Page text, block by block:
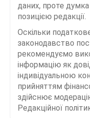
даних, проте
позицією редакції.
Оскільки
законодавство
рекомендуємо
інформацію як
індивідуальною
прийняттям
здійснює
Редакційної